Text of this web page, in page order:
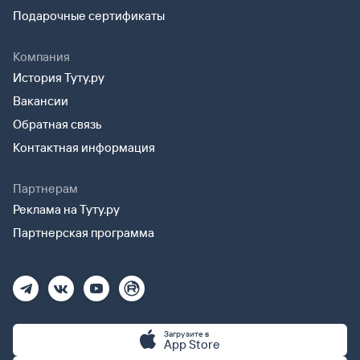
Подарочные сертификаты
Компания
История Туту.ру
Вакансии
Обратная связь
Контактная информация
Партнерам
Реклама на Туту.ру
Партнерская программа
Загрузите в
App Store